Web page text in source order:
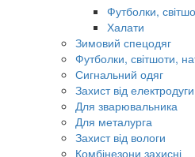
Футболки,
Халати
Зимовий спецодяг
Футболки, світшоти,
Сигнальний одяг
Захист від електродуги
Для зварювальника
Для металурга
Захист від вологи
Комбінезони захисні